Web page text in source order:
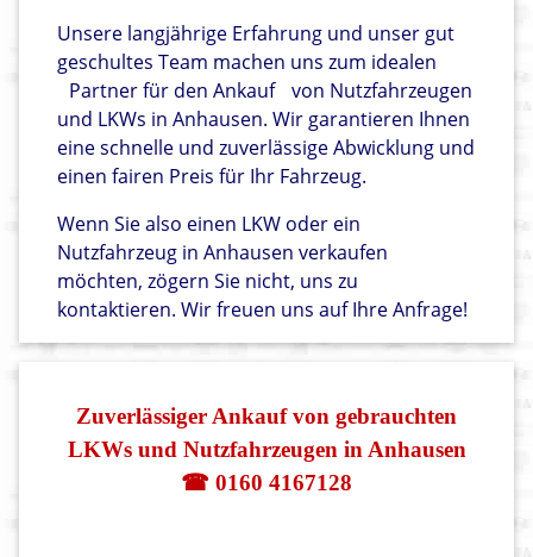
Unsere langjährige Erfahrung und unser gut
geschultes Team machen uns zum idealen
Partner für den Ankauf von Nutzfahrzeugen
und LKWs in Anhausen. Wir garantieren Ihnen
eine schnelle und zuverlässige Abwicklung und
einen fairen Preis für Ihr Fahrzeug.
Wenn Sie also einen LKW oder ein
Nutzfahrzeug in Anhausen verkaufen
möchten, zögern Sie nicht, uns zu
kontaktieren. Wir freuen uns auf Ihre Anfrage!
Zuverlässiger Ankauf von gebrauchten
LKWs und Nutzfahrzeugen in Anhausen
☎ 0160 4167128